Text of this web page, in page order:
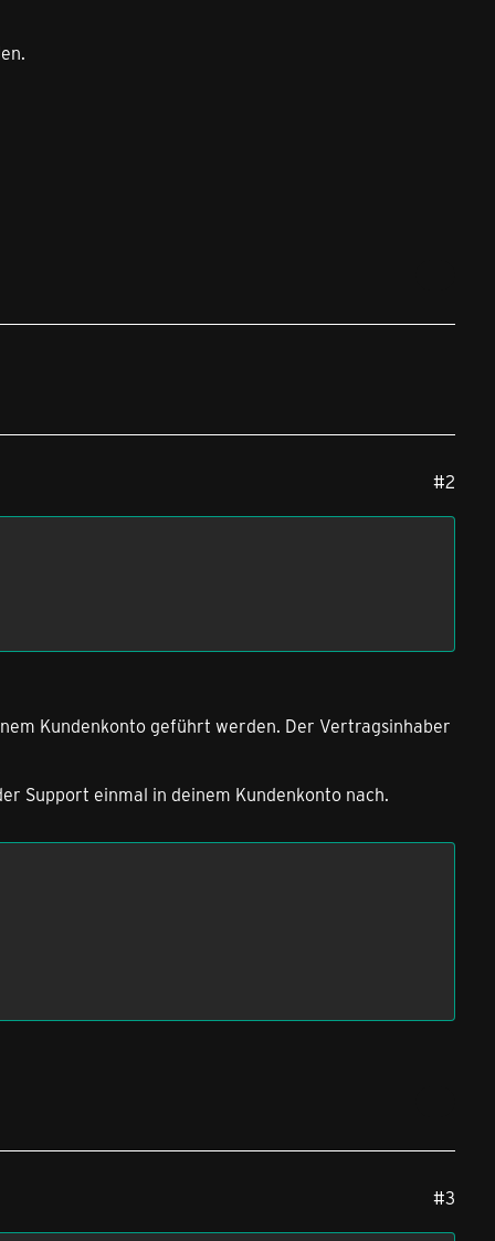
#2
Kundenkonto geführt werden. Der Vertragsinhaber
Support einmal in deinem Kundenkonto nach.
#3